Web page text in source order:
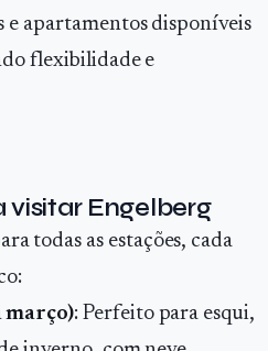
e apartamentos disponíveis
flexibilidade e
Engelberg
todas as estações, cada
março): Perfeito para esqui,